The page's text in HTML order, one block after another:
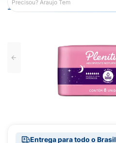
Araujo Saúde e Bem Estar
Entrega para todo o Brasil